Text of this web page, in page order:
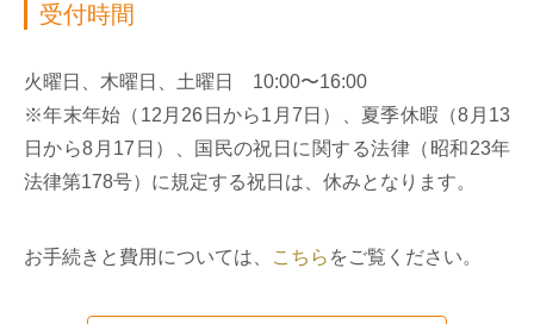
受付時間
火曜日、木曜日、土曜日 10:00〜16:00
※年末年始（12月26日から1月7日）、夏季休暇（8月13
日から8月17日）、国民の祝日に関する法律（昭和23年
法律第178号）に規定する祝日は、休みとなります。
お手続きと費用については、 こちら をご覧ください。